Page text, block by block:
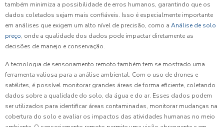
também minimiza a possibilidade de erros humanos, garantindo que os
dados coletados sejam mais confiáveis. Isso é especialmente importante
em análises que exigem um alto nível de precisão, como a Análise de solo
preço, onde a qualidade dos dados pode impactar diretamente as
decisões de manejo e conservação.
A tecnologia de sensoriamento remoto também tem se mostrado uma
ferramenta valiosa para a análise ambiental. Com o uso de drones e
satélites, é possível monitorar grandes áreas de forma eficiente, coletando
dados sobre a qualidade do solo, da água e do ar. Esses dados podem
ser utilizados para identificar áreas contaminadas, monitorar mudanças na
cobertura do solo e avaliar os impactos das atividades humanas no meio